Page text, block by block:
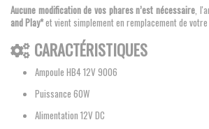
Aucune modification de vos phares n’est nécessaire,
and Play*et vient simplement en remplacement de votre
CARACTÉRISTIQUES
Ampoule HB4 12V 9006
Puissance 60W
Alimentation 12V DC